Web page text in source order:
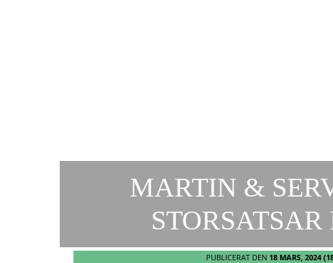
MARTIN &
PUBLICERAT DEN 18 MARS, 2024